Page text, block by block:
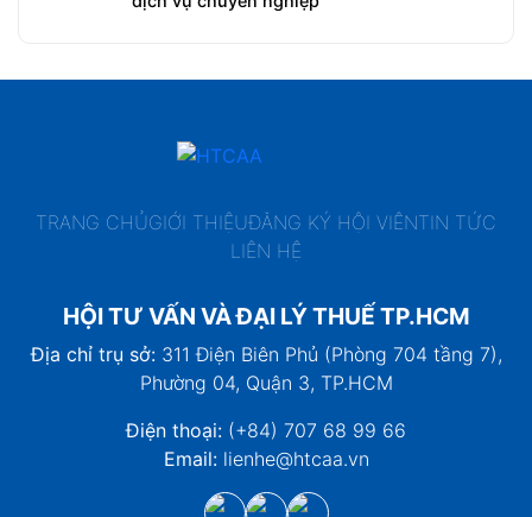
TRANG CHỦGIỚI THIỆUĐĂNG KÝ HỘI VIÊNTIN TỨC
LIÊN HỆ
HỘI TƯ VẤN VÀ ĐẠI LÝ THUẾ TP.HCM
Địa chỉ trụ sở:311 Điện Biên Phủ (Phòng 704 tầng 7),
Phường 04, Quận 3, TP.HCM
Điện thoại: (+84) 707 68 99 66
Email: lienhe@htcaa.vn